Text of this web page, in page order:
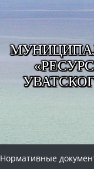
Нормативные